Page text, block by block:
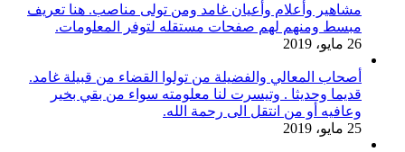
مشاهير وأعلام وأعيان غامد ومن تولى مناصب. هنا تعريف
مبسط ومنهم لهم صفحات مستقله لتوفر المعلومات.
26 مايو، 2019
أصحاب المعالي والفضيلة من تولوا القضاء من قبيلة غامد.
قديما وحديثا . وتيسرت لنا معلومته سواء من بقي بخير
وعافيه أو من انتقل الى رحمة الله.
25 مايو، 2019